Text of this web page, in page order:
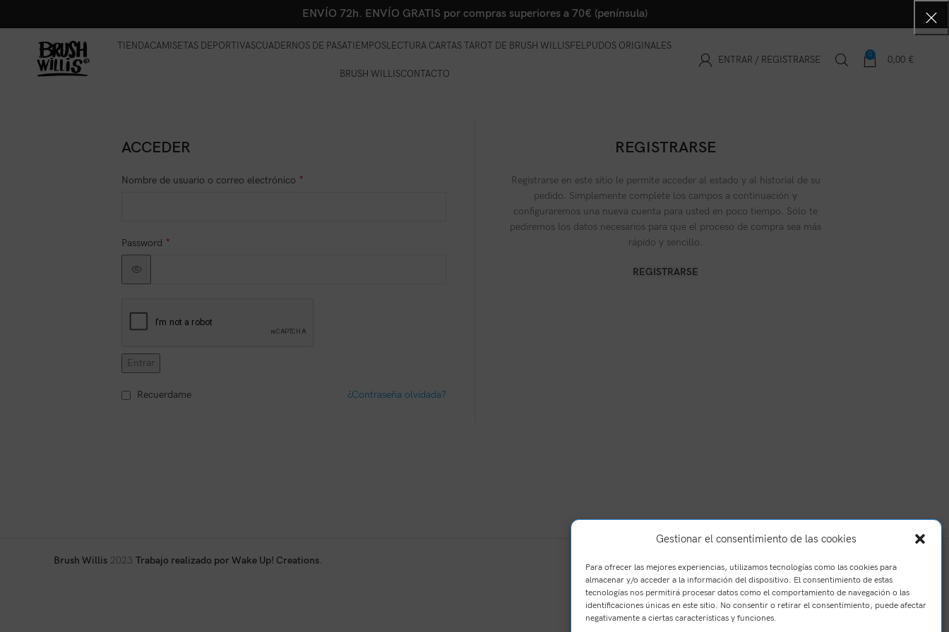
Gestionar el consentimiento de las cookies
Para ofrecer las mejores experiencias, utilizamos tecnologías como las cookies para
almacenar y/o acceder a la información del dispositivo. El consentimiento de estas
tecnologías nos permitirá procesar datos como el comportamiento de navegación o las
identificaciones únicas en este sitio. No consentir o retirar el consentimiento, puede afectar
negativamente a ciertas características y funciones.
ENVÍO 72h. ENVÍO GRATIS por compras superiores a 70€ (península)
TIENDACAMISETAS DEPORTIVASCUADERNOS DE PASATIEMPOSLECTURA CARTAS TAROT DE BRUSH WILLISFELPUDOS ORIGINALES
BRUSH WILLISCONTACTO
ENTRAR / REGISTRARSE 0 0,00 €
ACCEDER
Nombre de usuario o correo electrónico *
Password *
Entrar
¿Contraseña olvidada?
Recuerdame
REGISTRARSE
Registrarse en este sitio le permite acceder al estado y al historial de su
pedido. Simplemente complete los campos a continuación y
configuraremos una nueva cuenta para usted en poco tiempo. Sólo te
pediremos los datos necesarios para que el proceso de compra sea más
rápido y sencillo.
REGISTRARSE
Brush Willis 2023 Trabajo realizado por Wake Up! Creations.